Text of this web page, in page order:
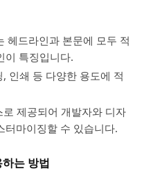
헤드라인과 본문에 모두 적
이 특징입니다.
인쇄 등 다양한 용도에 적
제공되어 개발자와 디자
터마이징할 수 있습니다.
는 방법